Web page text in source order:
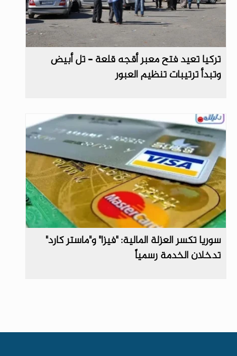
تركيا تعيد فتح معبر أقجه قلعة – تل أبيض
وتبدأ ترتيبات تنظيم العبور
سوريا تكسر العزلة المالية: "فيزا" و"ماستر كارد"
تدخلان الخدمة رسمياً